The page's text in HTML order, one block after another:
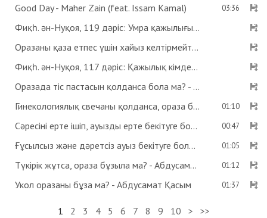
Good Day - Maher Zain (feat. Issam Kamal) 03:36
Фиқһ. ән-Нуқоя, 119 дәріс: Умра қажылығы - Абдусамат Қасым
Оразаны қаза етпес үшін хайыз келтірмейтін дәрі ішсе бола ма? Көзге дәрі тамызса ораза бұзыла ма? - Абдусамат Қасым
Фиқһ. ән-Нуқоя, 117 дәріс: Қажылық кімдерге парыз? - Абдусамат Қасым
Оразада тіс пастасын қолданса бола ма? - Абдусамат Қасым
Гинекологиялық свечаны қолданса, ораза бұзыла ма? - Абдусамат Қасым
01:10
Сәресіні ерте ішіп, ауызды ерте бекітуге бола ма? - Абдусамат Қасым 00:47
Ғұсылсыз және дәретсіз ауыз бекітуге бола ма? - Абдусамат Қасым 01:05
Түкірік жұтса, ораза бұзыла ма? - Абдусамат Қасым 01:12
Укол оразаны бұза ма? - Абдусамат Қасым 01:37
1 2 3 4 5 6 7 8 9 10 > >>